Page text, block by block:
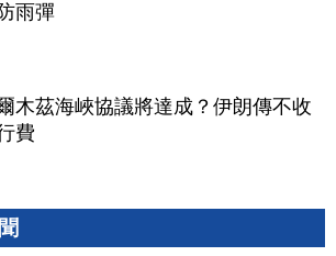
雨彈
木茲海峽協議將達成？伊朗傳不收
費